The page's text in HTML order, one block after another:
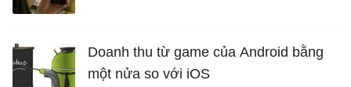
Doanh thu từ game của Android bằng
một nửa so với iOS